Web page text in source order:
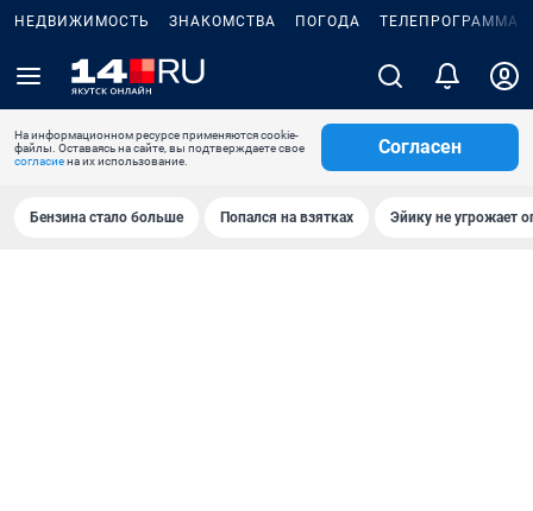
НЕДВИЖИМОСТЬ ЗНАКОМСТВА ПОГОДА ТЕЛЕПРОГРАММА
На информационном ресурсе применяются cookie-
файлы. Оставаясь на сайте, вы подтверждаете свое
согласиена их использование.
Согласен
Бензина стало больше Попался на взятках Эйику не угрожает